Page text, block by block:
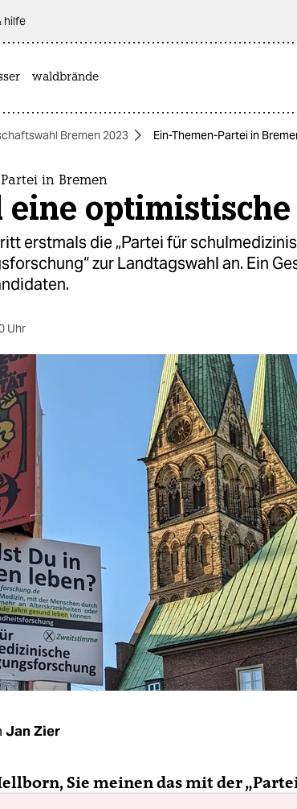
hilfe
waldbrände
Bremen 2023 Ein-Themen-Partei in
in Bremen
eine optimistische
erstmals die „Partei für
zur Landtagswahl an. Ein
Uhr
Jan Zier
Sie meinen das mit der